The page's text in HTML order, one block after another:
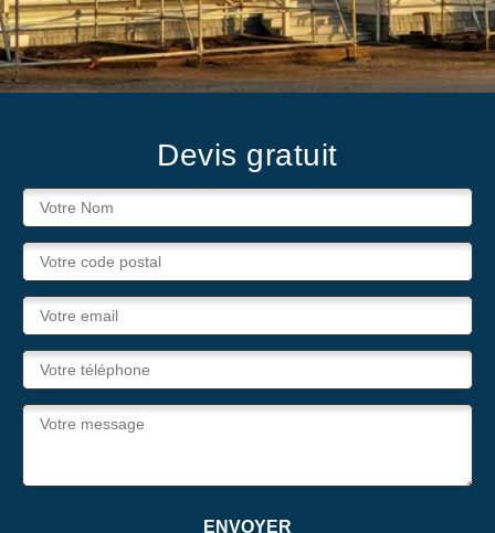
Devis gratuit